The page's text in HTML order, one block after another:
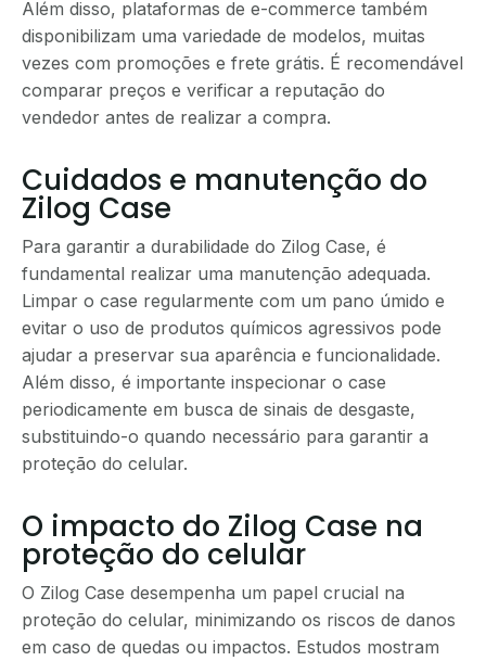
Além disso, plataformas de e-commerce também
disponibilizam uma variedade de modelos, muitas
vezes com promoções e frete grátis. É recomendável
comparar preços e verificar a reputação do
vendedor antes de realizar a compra.
Cuidados e manutenção do
Zilog Case
Para garantir a durabilidade do Zilog Case, é
fundamental realizar uma manutenção adequada.
Limpar o case regularmente com um pano úmido e
evitar o uso de produtos químicos agressivos pode
ajudar a preservar sua aparência e funcionalidade.
Além disso, é importante inspecionar o case
periodicamente em busca de sinais de desgaste,
substituindo-o quando necessário para garantir a
proteção do celular.
O impacto do Zilog Case na
proteção do celular
O Zilog Case desempenha um papel crucial na
proteção do celular, minimizando os riscos de danos
em caso de quedas ou impactos. Estudos mostram